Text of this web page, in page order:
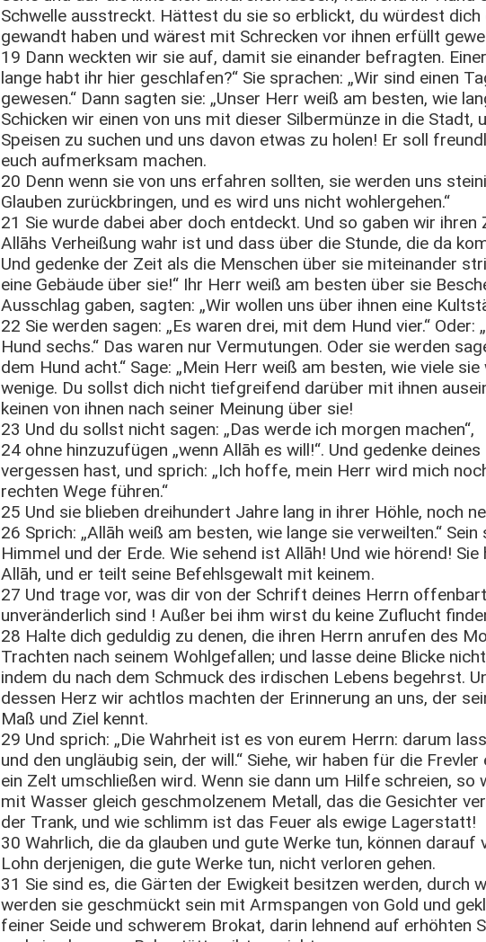
Schwelle ausstreckt. Hättest du sie so erblickt, du würdest
gewandt haben und wärest mit Schrecken vor ihnen erfüllt
19 Dann weckten wir sie auf, damit sie einander befragten.
lange habt ihr hier geschlafen?“ Sie sprachen: „Wir sind einen
gewesen.“ Dann sagten sie: „Unser Herr weiß am besten, wie
Schicken wir einen von uns mit dieser Silbermünze in die Stadt,
Speisen zu suchen und uns davon etwas zu holen! Er soll
euch aufmerksam machen.
20 Denn wenn sie von uns erfahren sollten, sie werden uns
Glauben zurückbringen, und es wird uns nicht wohlergehen.“
21 Sie wurde dabei aber doch entdeckt. Und so gaben wir ihren
Allāhs Verheißung wahr ist und dass über die Stunde, die da
Und gedenke der Zeit als die Menschen über sie miteinander
eine Gebäude über sie!“ Ihr Herr weiß am besten über sie
Ausschlag gaben, sagten: „Wir wollen uns über ihnen eine
22 Sie werden sagen: „Es waren drei, mit dem Hund vier.“
Hund sechs.“ Das waren nur Vermutungen. Oder sie werden
dem Hund acht.“ Sage: „Mein Herr weiß am besten, wie viele sie
wenige. Du sollst dich nicht tiefgreifend darüber mit ihnen
keinen von ihnen nach seiner Meinung über sie!
23 Und du sollst nicht sagen: „Das werde ich morgen machen“,
24 ohne hinzuzufügen „wenn Allāh es will!“. Und gedenke
vergessen hast, und sprich: „Ich hoffe, mein Herr wird mich
rechten Wege führen.“
25 Und sie blieben dreihundert Jahre lang in ihrer Höhle, noch
26 Sprich: „Allāh weiß am besten, wie lange sie verweilten.“
Himmel und der Erde. Wie sehend ist Allāh! Und wie hörend!
Allāh, und er teilt seine Befehlsgewalt mit keinem.
27 Und trage vor, was dir von der Schrift deines Herrn
unveränderlich sind ! Außer bei ihm wirst du keine Zuflucht
28 Halte dich geduldig zu denen, die ihren Herrn anrufen des
Trachten nach seinem Wohlgefallen; und lasse deine Blicke
indem du nach dem Schmuck des irdischen Lebens begehrst.
dessen Herz wir achtlos machten der Erinnerung an uns, der
Maß und Ziel kennt.
29 Und sprich: „Die Wahrheit ist es von eurem Herrn: darum
und den ungläubig sein, der will.“ Siehe, wir haben für die
ein Zelt umschließen wird. Wenn sie dann um Hilfe schreien, so
mit Wasser gleich geschmolzenem Metall, das die Gesichter
der Trank, und wie schlimm ist das Feuer als ewige Lagerstatt!
30 Wahrlich, die da glauben und gute Werke tun, können darauf
Lohn derjenigen, die gute Werke tun, nicht verloren gehen.
31 Sie sind es, die Gärten der Ewigkeit besitzen werden, durch
werden sie geschmückt sein mit Armspangen von Gold und
feiner Seide und schwerem Brokat, darin lehnend auf erhöhten